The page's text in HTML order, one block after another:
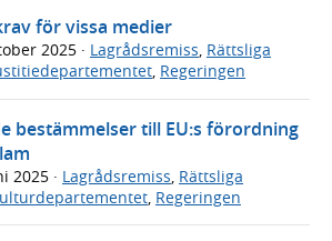
för vissa medier
2025 · Lagrådsremiss, Rättsliga
, Regeringen
bestämmelser till EU:s förordning
2025 · Lagrådsremiss, Rättsliga
, Regeringen